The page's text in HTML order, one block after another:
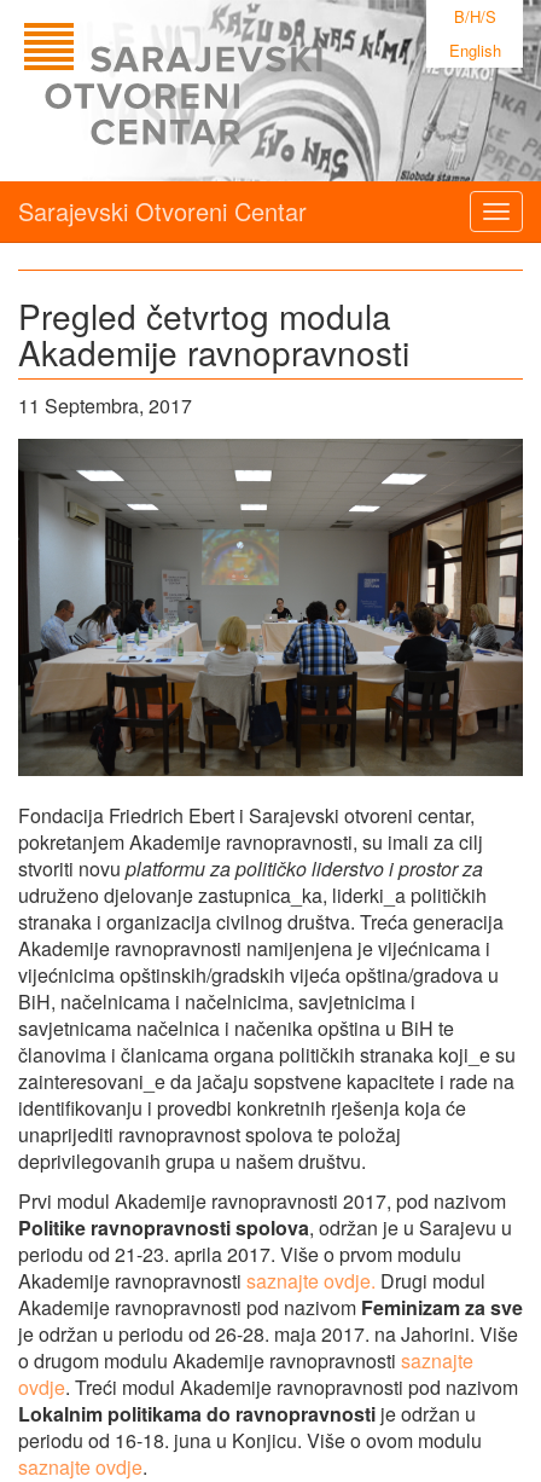
B/H/S
English
Sarajevski Otvoreni Centar
Pregled četvrtog modula
Akademije ravnopravnosti
11 Septembra, 2017
Fondacija Friedrich Ebert i Sarajevski otvoreni centar,
pokretanjem Akademije ravnopravnosti, su imali za cilj
stvoriti novu platformu za političko liderstvo i prostor za
udruženo djelovanje zastupnica_ka, liderki_a političkih
stranaka i organizacija civilnog društva. Treća generacija
Akademije ravnopravnosti namijenjena je vijećnicama i
vijećnicima opštinskih/gradskih vijeća opština/gradova u
BiH, načelnicama i načelnicima, savjetnicima i
savjetnicama načelnica i načenika opština u BiH te
članovima i članicama organa političkih stranaka koji_e su
zainteresovani_e da jačaju sopstvene kapacitete i rade na
identifikovanju i provedbi konkretnih rješenja koja će
unaprijediti ravnopravnost spolova te položaj
deprivilegovanih grupa u našem društvu.
Prvi modul Akademije ravnopravnosti 2017, pod nazivom
Politike ravnopravnosti spolova, održan je u Sarajevu u
periodu od 21-23. aprila 2017. Više o prvom modulu
Akademije ravnopravnosti saznajte ovdje. Drugi modul
Akademije ravnopravnosti pod nazivom Feminizam za sve
je održan u periodu od 26-28. maja 2017. na Jahorini. Više
o drugom modulu Akademije ravnopravnosti saznajte
ovdje. Treći modul Akademije ravnopravnosti pod nazivom
Lokalnim politikama do ravnopravnosti je održan u
periodu od 16-18. juna u Konjicu. Više o ovom modulu
saznajte ovdje.